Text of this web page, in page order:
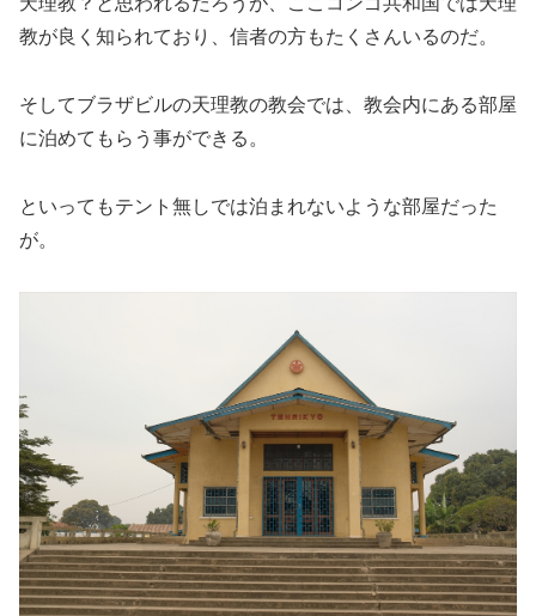
教が良く知られており、信者の方もたくさんいるのだ。
そしてブラザビルの天理教の教会では、教会内にある部屋
に泊めてもらう事ができる。
といってもテント無しでは泊まれないような部屋だった
が。